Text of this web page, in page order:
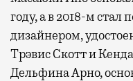
году, а в 2018-м
дизайнером,
Трэвис Скотт и
Дельфина Арно,